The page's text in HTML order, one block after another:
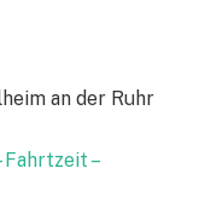
an der Ruhr
Fahrtzeit –